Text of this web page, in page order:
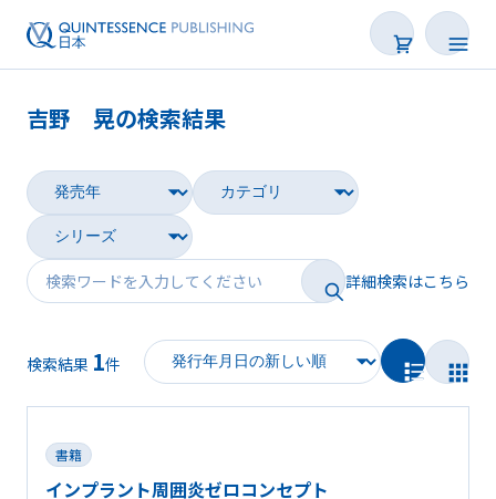
雑誌
映像
電子BOOK
著者一覧
吉野 晃の検索結果
詳細検索はこちら
検索結果 1件
書籍
インプラント周囲炎ゼロコンセプト